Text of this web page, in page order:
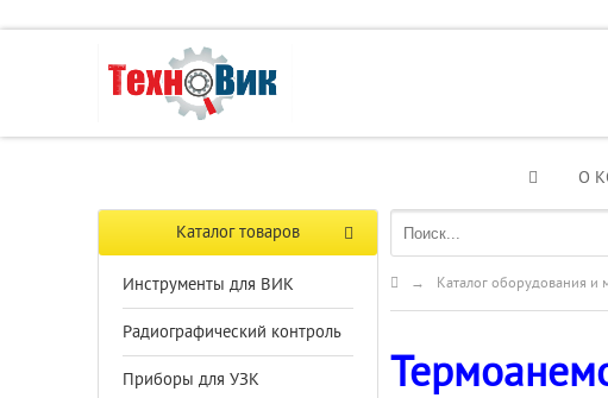
О
Каталог товаров
Инструменты для ВИК
Радиографический контроль
Приборы для УЗК
→ Каталог оборудования и